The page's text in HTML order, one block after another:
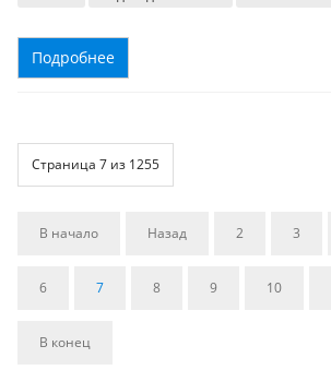
Подробнее
Страница 7 из 1255
В начало Назад 2 3
6 7 8 9 10
В конец